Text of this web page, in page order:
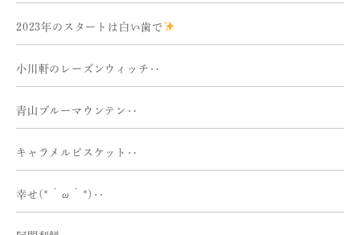
2023年のスタートは白い歯で
小川軒のレーズンウィッチ‥
青山ブルーマウンテン‥
キャラメルビスケット‥
幸せ(*´ω｀*)‥